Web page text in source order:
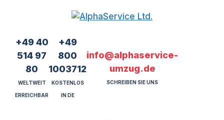
+49 40
514 97
80
WELTWEIT
ERREICHBAR
+49
800
1003712
KOSTENLOS
IN DE
info@alphaservice-
umzug.de
SCHREIBEN SIE UNS